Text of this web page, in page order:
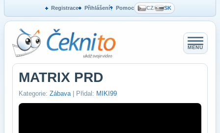
Registrace Přihlášení Pomoc CZ/ SK
MENU
MATRIX PRD
Kategorie: Zábava | Přidal: MIKI99